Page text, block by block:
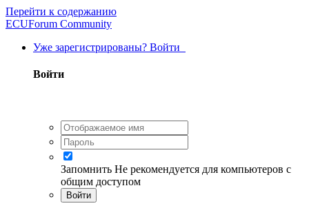
Перейти к содержанию
ECUForum Community
Уже зарегистрированы? Войти
Войти
Запомнить Не рекомендуется для компьютеров с
общим доступом
Войти